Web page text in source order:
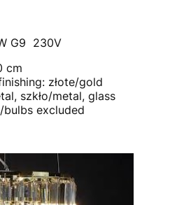
G9 230V
cm
złote/gold
szkło/metal, glass
excluded